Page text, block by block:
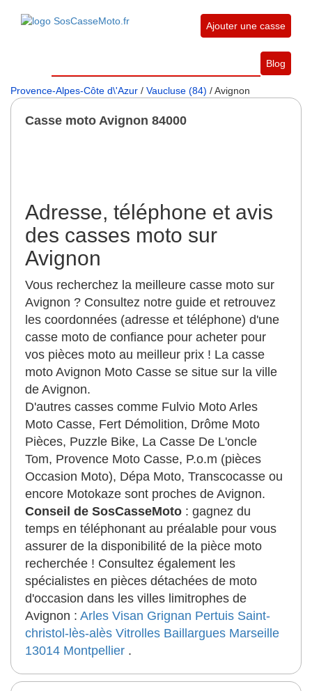
Ajouter une casse
Blog
Provence-Alpes-Côte d\'Azur / Vaucluse (84) / Avignon
Casse moto Avignon 84000
Adresse, téléphone et avis
des casses moto sur
Avignon
Vous recherchez la meilleure casse moto sur
Avignon ? Consultez notre guide et retrouvez
les coordonnées (adresse et téléphone) d'une
casse moto de confiance pour acheter pour
vos pièces moto au meilleur prix ! La casse
moto Avignon Moto Casse se situe sur la ville
de Avignon.
D'autres casses comme Fulvio Moto Arles
Moto Casse, Fert Démolition, Drôme Moto
Pièces, Puzzle Bike, La Casse De L'oncle
Tom, Provence Moto Casse, P.o.m (pièces
Occasion Moto), Dépa Moto, Transcocasse ou
encore Motokaze sont proches de Avignon.
Conseil de SosCasseMoto : gagnez du
temps en téléphonant au préalable pour vous
assurer de la disponibilité de la pièce moto
recherchée ! Consultez également les
spécialistes en pièces détachées de moto
d'occasion dans les villes limitrophes de
Avignon : Arles Visan Grignan Pertuis Saint-
christol-lès-alès Vitrolles Baillargues Marseille
13014 Montpellier .